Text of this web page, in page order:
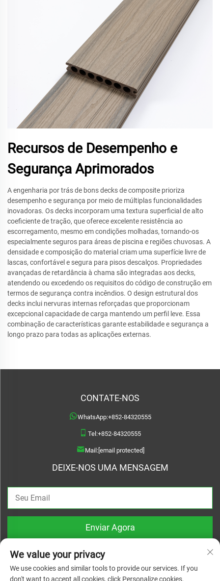
Recursos de Desempenho e
Segurança Aprimorados
A engenharia por trás de bons decks de composite prioriza
desempenho e segurança por meio de múltiplas funcionalidades
inovadoras. Os decks incorporam uma textura superficial de alto
coeficiente de tração, que oferece excelente resistência ao
escorregamento, mesmo em condições molhadas, tornando-os
especialmente seguros para áreas de piscina e regiões chuvosas. A
densidade e composição do material criam uma superfície livre de
lascas, confortável e segura para pisos descalços. Propriedades
avançadas de retardância à chama são integradas aos decks,
atendendo ou excedendo os requisitos do código de construção em
termos de segurança contra incêndios. O design estrutural dos
decks inclui nervuras internas reforçadas que proporcionam
excepcional capacidade de carga mantendo um perfil leve. Essa
combinação de características garante estabilidade e segurança a
longo prazo para todas as aplicações externas.
CONTATE-NOS
WhatsApp:+852-84320555
Tel:+852-84320555
Mail:[email protected]
DEIXE-NOS UMA MENSAGEM
Enviar Agora
We value your privacy
We use cookies and similar tools to provide our services. If you
don't want to accept all cookies, click Personalize cookies.